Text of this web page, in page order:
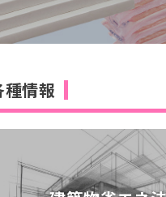
築・内装用
情報